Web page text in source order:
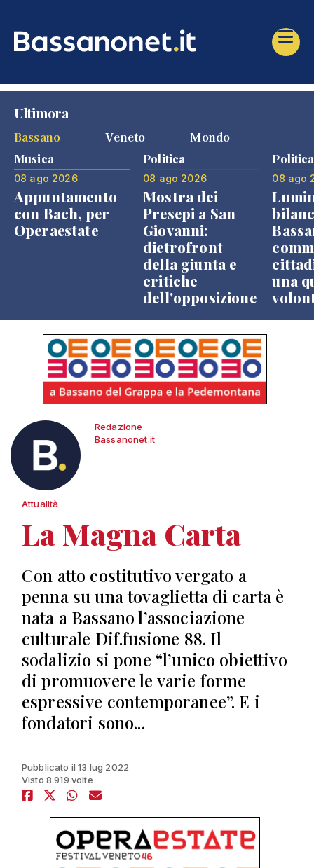
Ultimora
Bassano
Veneto Mondo
Musica
08 ago 2026
Appuntamento
con Bach, per
Operaestate
Politica
08 ago 2026
Mostra dei
Presepi a San
Giovanni:
dietrofront
della giunta e
critiche
dell'opposizione
Politica
08 ago
una
Redazione
Bassanonet.it
Attualità
La Magna Carta
Con atto costitutivo vergato a
penna su una tovaglietta di carta è
nata a Bassano l’associazione
culturale Dif.fusione 88. Il
sodalizio si pone “l’unico obiettivo
di promuovere le varie forme
espressive contemporanee”. E i
fondatori sono...
Pubblicato il 13 lug 2022
Visto 8.919 volte